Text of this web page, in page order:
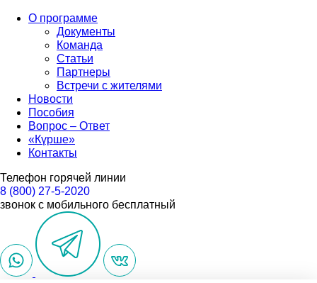
О программе
Документы
Команда
Статьи
Партнеры
Встречи с жителями
Новости
Пособия
Вопрос – Ответ
«Күрше»
Контакты
Телефон горячей линии
8 (800) 27-5-2020
звонок с мобильного бесплатный